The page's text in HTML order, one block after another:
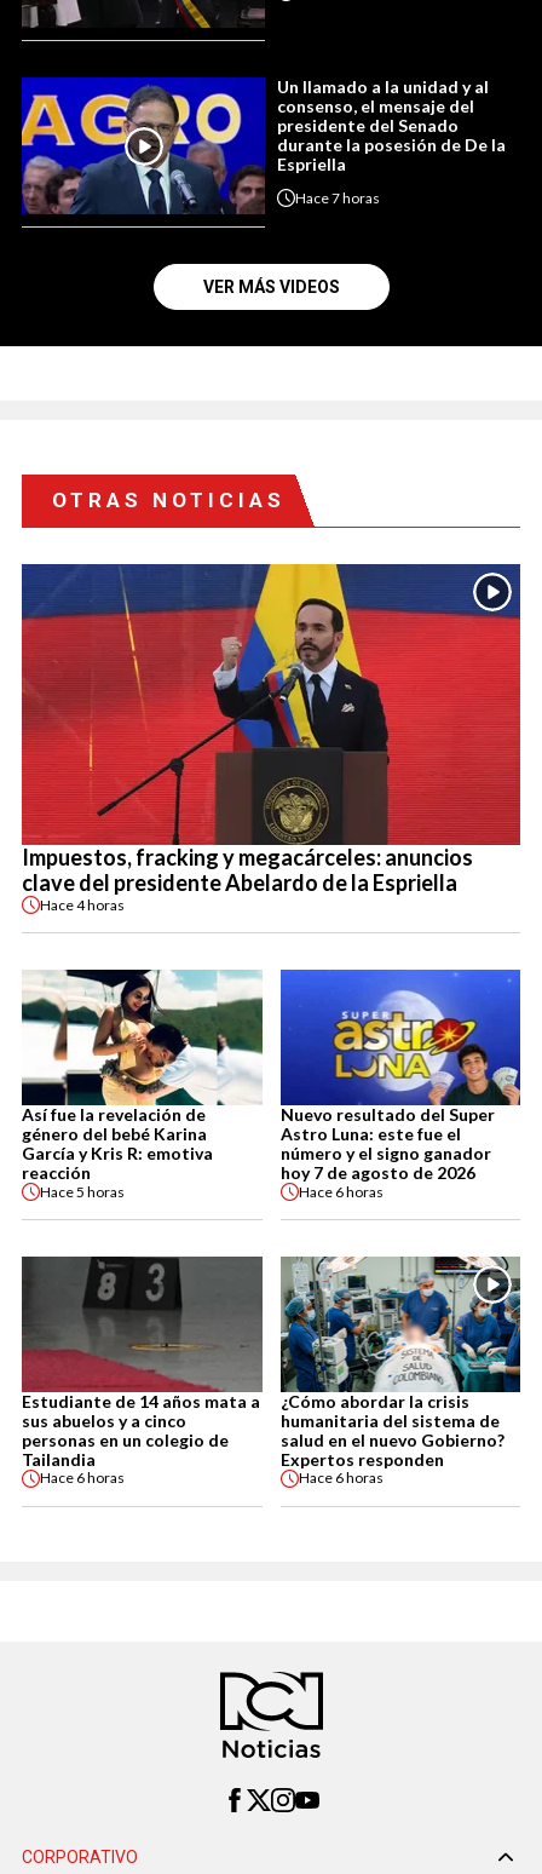
Un llamado a la unidad y al
consenso, el mensaje del
presidente del Senado
durante la posesión de De la
Espriella
Hace7 horas
VER MÁS VIDEOS
OTRAS NOTICIAS
Impuestos, fracking y megacárceles: anuncios
clave del presidente Abelardo de la Espriella
Hace4 horas
Así fue la revelación de
género del bebé Karina
García y Kris R: emotiva
reacción
Hace5 horas
Nuevo resultado del Super
Astro Luna: este fue el
número y el signo ganador
hoy 7 de agosto de 2026
Hace 6 horas
Estudiante de 14 años mata a
sus abuelos y a cinco
personas en un colegio de
Tailandia
Hace 6 horas
¿Cómo abordar la crisis
humanitaria del sistema de
salud en el nuevo Gobierno?
Expertos responden
Hace 6 horas
CORPORATIVO